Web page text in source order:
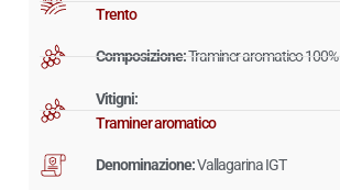
Trento
Composizione:Traminer aromatico 100%
Vitigni:
Traminer aromatico
Denominazione:Vallagarina IGT